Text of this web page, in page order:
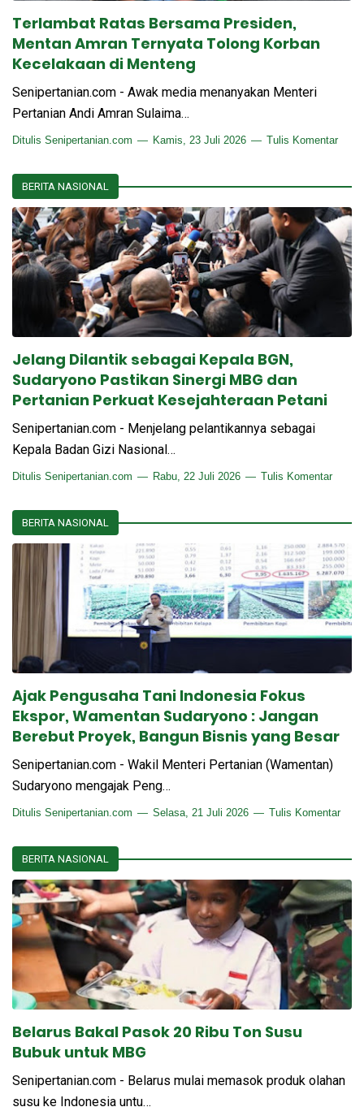
Terlambat Ratas Bersama Presiden,
Mentan Amran Ternyata Tolong Korban
Kecelakaan di Menteng
Senipertanian.com - Awak media menanyakan Menteri
Pertanian Andi Amran Sulaima…
Ditulis Senipertanian.com Kamis, 23 Juli 2026 Tulis Komentar
BERITA NASIONAL
Jelang Dilantik sebagai Kepala BGN,
Sudaryono Pastikan Sinergi MBG dan
Pertanian Perkuat Kesejahteraan Petani
Senipertanian.com - Menjelang pelantikannya sebagai
Kepala Badan Gizi Nasional…
Ditulis Senipertanian.com Rabu, 22 Juli 2026 Tulis Komentar
BERITA NASIONAL
Ajak Pengusaha Tani Indonesia Fokus
Ekspor, Wamentan Sudaryono : Jangan
Berebut Proyek, Bangun Bisnis yang Besar
Senipertanian.com - Wakil Menteri Pertanian (Wamentan)
Sudaryono mengajak Peng…
Ditulis Senipertanian.com Selasa, 21 Juli 2026 Tulis Komentar
BERITA NASIONAL
Belarus Bakal Pasok 20 Ribu Ton Susu
Bubuk untuk MBG
Senipertanian.com - Belarus mulai memasok produk olahan
susu ke Indonesia untu…